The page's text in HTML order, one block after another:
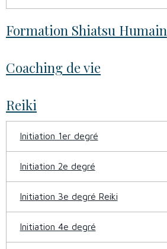
Formation Shiatsu Humain
Coaching de vie
Reiki
Initiation 1er degré
Initiation 2e degré
Initiation 3e degré Reiki
Initiation 4e degré